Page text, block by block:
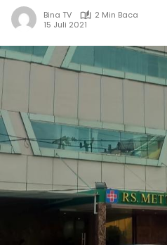
Bina TV
2 Min Baca
15 Juli 2021